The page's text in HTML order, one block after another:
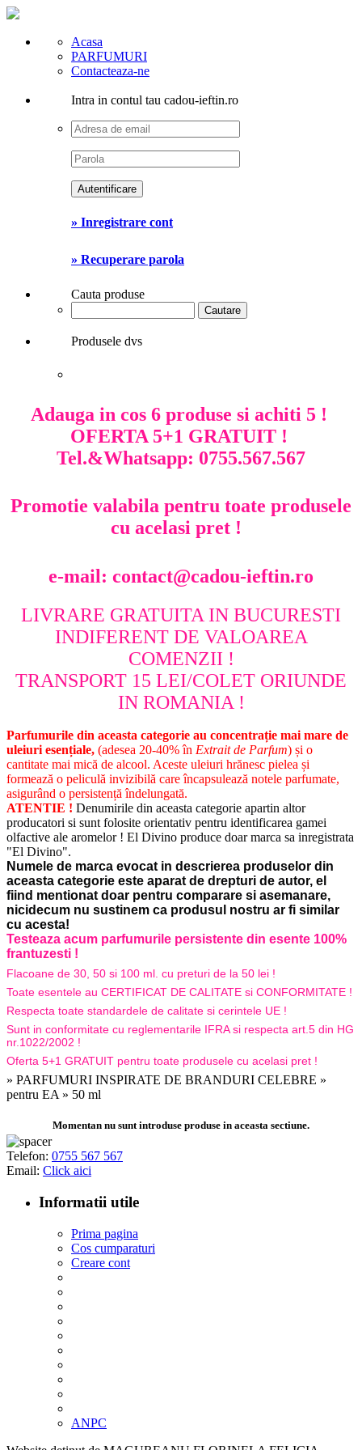
Acasa
PARFUMURI
Contacteaza-ne
Intra in contul tau cadou-ieftin.ro
» Inregistrare cont
» Recuperare parola
Cauta produse
Produsele dvs
Adauga in cos 6 produse si achiti 5 !
OFERTA 5+1 GRATUIT !
Tel.&Whatsapp: 0755.567.567
Promotie valabila pentru toate produsele
cu acelasi pret !
e-mail: contact@cadou-ieftin.ro
LIVRARE GRATUITA IN BUCURESTI
INDIFERENT DE VALOAREA
COMENZII !
TRANSPORT 15 LEI/COLET ORIUNDE
IN ROMANIA !
Parfumurile din aceasta categorie au concentrație mai mare de
uleiuri esențiale, (adesea 20-40% în Extrait de Parfum) și o
cantitate mai mică de alcool. Aceste uleiuri hrănesc pielea și
formează o peliculă invizibilă care încapsulează notele parfumate,
asigurând o persistență îndelungată.
ATENTIE ! Denumirile din aceasta categorie apartin altor
producatori si sunt folosite orientativ pentru identificarea gamei
olfactive ale aromelor ! El Divino produce doar marca sa inregistrata
"El Divino".
Numele de marca evocat in descrierea produselor din
aceasta categorie este aparat de drepturi de autor, el
fiind mentionat doar pentru comparare si asemanare,
nicidecum nu sustinem ca produsul nostru ar fi similar
cu acesta!
Testeaza acum parfumurile persistente din esente 100%
frantuzesti !
Flacoane de 30, 50 si 100 ml. cu preturi de la 50 lei !
Toate esentele au CERTIFICAT DE CALITATE si CONFORMITATE !
Respecta toate standardele de calitate si cerintele UE !
Sunt in conformitate cu reglementarile IFRA si respecta art.5 din HG
nr.1022/2002 !
Oferta 5+1 GRATUIT pentru toate produsele cu acelasi pret !
» PARFUMURI INSPIRATE DE BRANDURI CELEBRE »
pentru EA » 50 ml
Momentan nu sunt introduse produse in aceasta sectiune.
Telefon: 0755 567 567
Email: Click aici
Informatii utile
Prima pagina
Cos cumparaturi
Creare cont
ANPC